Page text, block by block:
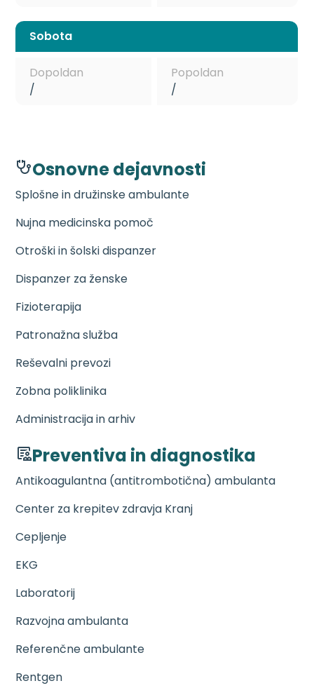
Sobota
Dopoldan
/
Popoldan
/
Osnovne dejavnosti
Splošne in družinske ambulante
Nujna medicinska pomoč
Otroški in šolski dispanzer
Dispanzer za ženske
Fizioterapija
Patronažna služba
Reševalni prevozi
Zobna poliklinika
Administracija in arhiv
Preventiva in diagnostika
Antikoagulantna (antitrombotična) ambulanta
Center za krepitev zdravja Kranj
Cepljenje
EKG
Laboratorij
Razvojna ambulanta
Referenčne ambulante
Rentgen